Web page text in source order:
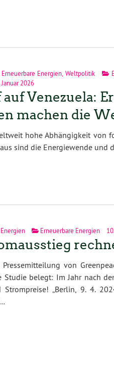
Erneuerbare Energien, Weltpolitik
Januar 2026
Venezuela:
machen die
hohe Abhängigkeit von
sind die Energiewende und
Erneuerbare Energien
Pressemitteilung von
Studie belegt: Im Jahr nach
Strompreise! „Berlin, 9. 4.